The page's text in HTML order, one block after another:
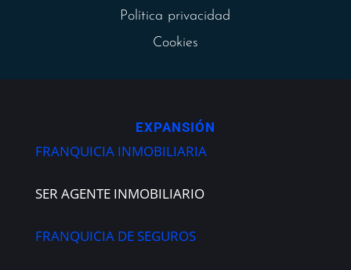
Política privacidad
Cookies
EXPANSIÓN
FRANQUICIA INMOBILIARIA
SER AGENTE INMOBILIARIO
FRANQUICIA DE SEGUROS